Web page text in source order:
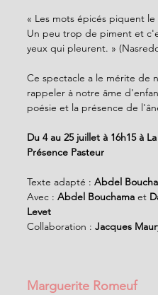
« Les mots épicés piquent
Un peu trop de piment et
yeux qui pleurent. »
Ce spectacle a le mérite de
rappeler à notre âme
poésie et la présence de
Du 4 au 25 juillet à 16h15 à La
Présence Pasteur
Texte adapté : Abdel
Avec : Abdel Bouchama et
Levet
Collaboration : Jacques
Marguerite Romeuf